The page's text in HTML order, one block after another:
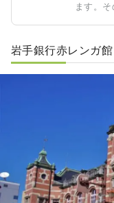
ます。
物」に指
奇跡で
命力あ
固い岩
れるこ
岩手銀行赤レンガ館